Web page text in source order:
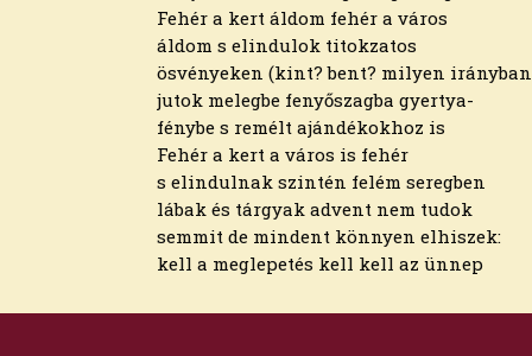
Fehér a kert áldom fehér a város
áldom s elindulok titokzatos
ösvényeken (kint? bent? milyen
jutok melegbe fenyőszagba gyertya-
fénybe s remélt ajándékokhoz is
Fehér a kert a város is fehér
s elindulnak szintén felém seregben
lábak és tárgyak advent nem tudok
semmit de mindent könnyen elhiszek:
kell a meglepetés kell kell az ünnep